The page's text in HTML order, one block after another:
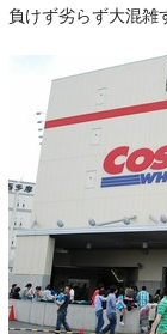
負けず劣らず大混雑